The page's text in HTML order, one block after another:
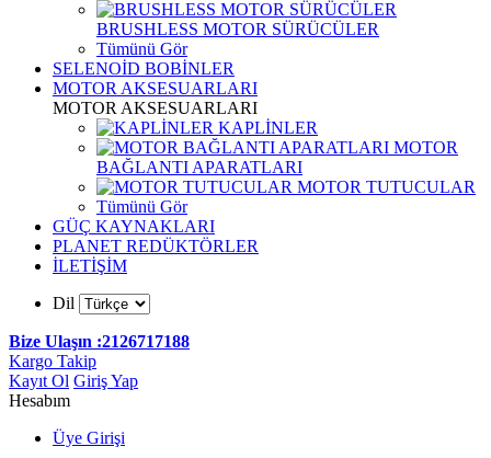
BRUSHLESS MOTOR SÜRÜCÜLER
Tümünü Gör
SELENOİD BOBİNLER
MOTOR AKSESUARLARI
MOTOR AKSESUARLARI
KAPLİNLER
MOTOR
BAĞLANTI APARATLARI
MOTOR TUTUCULAR
Tümünü Gör
GÜÇ KAYNAKLARI
PLANET REDÜKTÖRLER
İLETİŞİM
Dil
Bize Ulaşın :2126717188
Kargo Takip
Kayıt Ol Giriş Yap
Hesabım
Üye Girişi